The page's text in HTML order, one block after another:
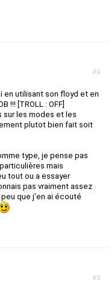
#4
en utilisant son floyd et en
!!! [TROLL : OFF]
sur les modes et les
plutot bien fait soit
type, je pense pas
mais
tout ou a essayer
pas vraiment assez
que j'en ai écouté
#5